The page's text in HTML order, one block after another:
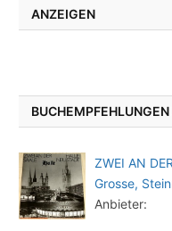
ANZEIGEN
ZWEI AN
Grosse,
Anbieter: